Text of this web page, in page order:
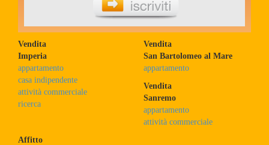
Iscriviti ora
Vendita
Imperia
appartamento
casa indipendente
attività commerciale
ricerca
Vendita
San Bartolomeo al Mare
appartamento
Vendita
Sanremo
appartamento
attività commerciale
Affitto